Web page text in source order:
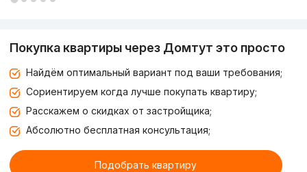
Покупка квартиры через Домтут это просто
Найдём оптимальный вариант под ваши требования;
Сориентируем когда лучше покупать квартиру;
Расскажем о скидках от застройщика;
Абсолютно бесплатная консультация;
Подобрать квартиру